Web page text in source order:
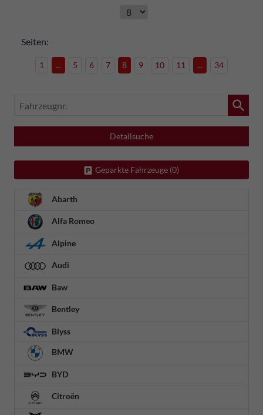
Seiten:
1 ... 5 6 7 8 9 10 11 ... 34
Fahrzeugnr.
Detailsuche
Geparkte Fahrzeuge (0)
Abarth
Alfa Romeo
Alpine
Audi
Baw
Bentley
Blyss
BMW
BYD
Citroën